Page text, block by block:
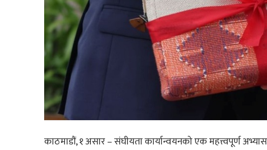
काठमाडौं, १ असार – संघीयता कार्यान्वयनको एक महत्त्वपूर्ण